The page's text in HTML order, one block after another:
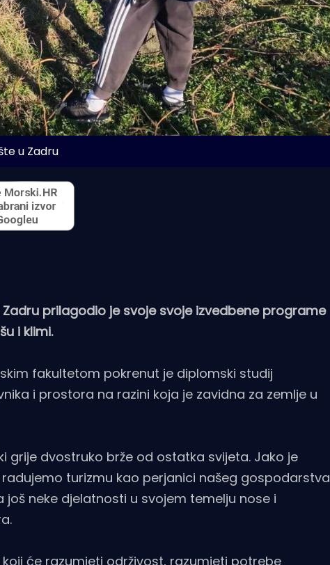
u Zadru
prilagodio je svoje svoje izvedbene programe
i klimi.
fakultetom pokrenut je diplomski studij
i prostora na razini koja je zavidna za zemlje u
grije dvostruko brže od ostatka svijeta. Jako je
turizmu kao perjanici našeg gospodarstva
neke djelatnosti u svojem temelju nose i
će razumjeti održivost, razumjeti potrebe